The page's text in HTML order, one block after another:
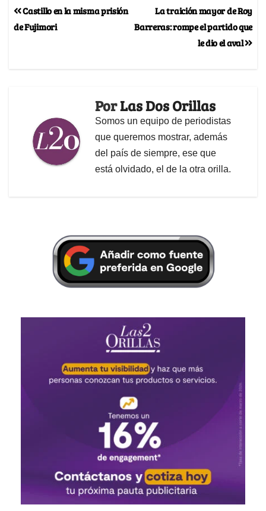
La traición mayor de Roy
Barreras: rompe el partido que
le dio el aval
Castillo en la misma prisión
de Fujimori
PorLas Dos Orillas
Somos un equipo de periodistas
que queremos mostrar, además
del país de siempre, ese que
está olvidado, el de la otra orilla.